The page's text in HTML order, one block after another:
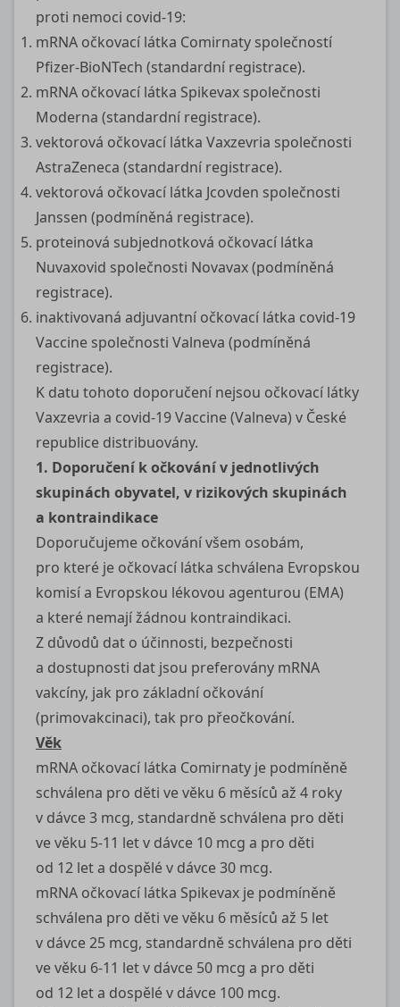
proti nemoci covid-19:
mRNA očkovací látka Comirnaty společností
Pfizer-BioNTech (standardní registrace).
mRNA očkovací látka Spikevax společnosti
Moderna (standardní registrace).
vektorová očkovací látka Vaxzevria společnosti
AstraZeneca (standardní registrace).
vektorová očkovací látka Jcovden společnosti
Janssen (podmíněná registrace).
proteinová subjednotková očkovací látka
Nuvaxovid společnosti Novavax (podmíněná
registrace).
inaktivovaná adjuvantní očkovací látka covid-19
Vaccine společnosti Valneva (podmíněná
registrace).
K datu tohoto doporučení nejsou očkovací látky
Vaxzevria a covid-19Vaccine (Valneva) v České
republice distribuovány.
1. Doporučení k očkování v jednotlivých
skupinách obyvatel, v rizikových skupinách
a kontraindikace
Doporučujeme očkování všem osobám,
pro které je očkovací látka schválena Evropskou
komisí a Evropskou lékovou agenturou (EMA)
a které nemají žádnou kontraindikaci.
Z důvodů dat o účinnosti, bezpečnosti
a dostupnosti dat jsou preferovány mRNA
vakcíny, jak pro základní očkování
(primovakcinaci), tak pro přeočkování.
Věk
mRNA očkovací látka Comirnaty je podmíněně
schválena pro děti ve věku 6 měsíců až 4 roky
v dávce 3 mcg, standardně schválena pro děti
ve věku 5-11 let v dávce 10 mcg a pro děti
od 12 let a dospělé v dávce 30 mcg.
mRNA očkovací látka Spikevax je podmíněně
schválena pro děti ve věku 6 měsíců až 5 let
v dávce 25 mcg, standardně schválena pro děti
ve věku 6-11 let v dávce 50 mcg a pro děti
od 12 let a dospělé v dávce 100 mcg.